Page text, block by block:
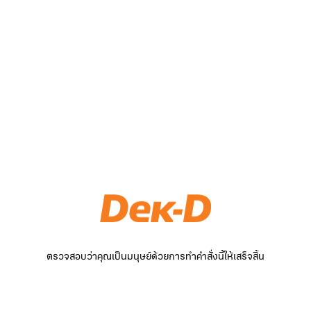
ตรวจสอบว่าคุณเป็นมนุษย์ด้วยการทำคำสั่งนี้ให้เสร็จสิ้น